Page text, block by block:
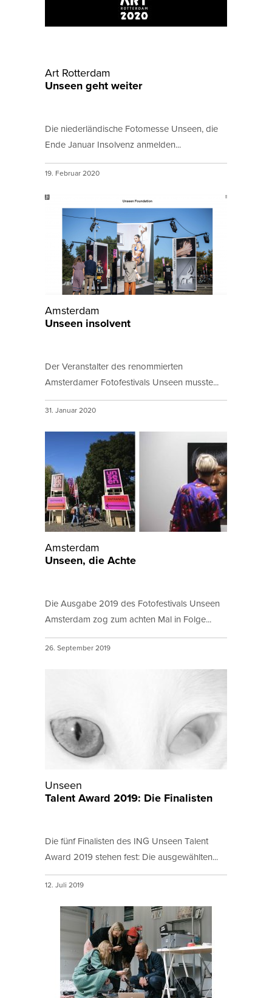
Art Rotterdam
Unseen geht weiter
Die niederländische Fotomesse Unseen, die
Ende Januar Insolvenz anmelden...
19. Februar 2020
Amsterdam
Unseen insolvent
Der Veranstalter des renommierten
Amsterdamer Fotofestivals Unseen musste...
31. Januar 2020
Amsterdam
Unseen, die Achte
Die Ausgabe 2019 des Fotofestivals Unseen
Amsterdam zog zum achten Mal in Folge...
26. September 2019
Unseen
Talent Award 2019: Die Finalisten
Die fünf Finalisten des ING Unseen Talent
Award 2019 stehen fest: Die ausgewählten...
12. Juli 2019